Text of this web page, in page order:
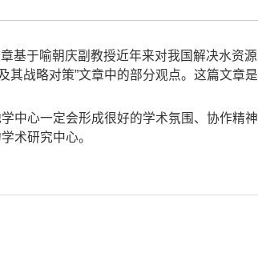
基于喻朝庆副教授近年来对我国解决水资源
其战略对策”文章中的部分观点。这篇文章是
中心一定会形成很好的学术氛围、协作精神
术研究中心。